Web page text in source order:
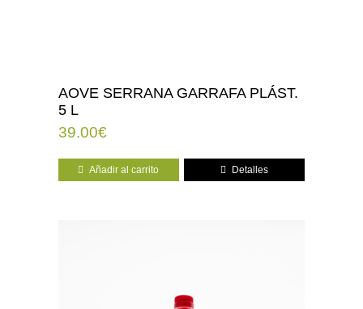
AOVE SERRANA GARRAFA PLÁST.
5 L
39.00€
Añadir al carrito Detalles